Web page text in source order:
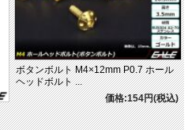
ボタンボルト M4×12mm P0.7 ホール
ヘッドボルト ...
価格:154円(税込)